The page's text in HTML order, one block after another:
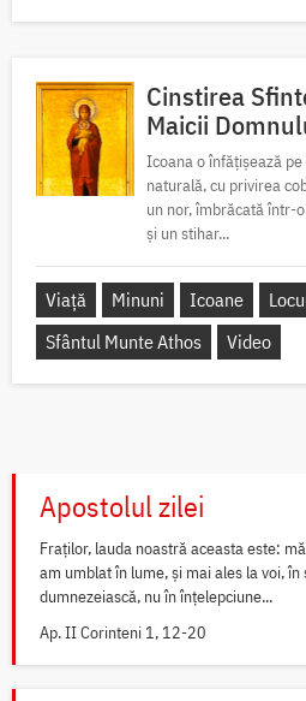
Cinstirea
Maicii
Icoana o înfățișează
naturală, cu privirea
un nor, îmbrăcată într-
și un stihar...
Viață Minuni Icoane
Sfântul Munte Athos
Video
Apostolul zilei
Fraților, lauda noastră aceasta este:
am umblat în lume, și mai ales la voi,
dumnezeiască, nu în înțelepciune...
Ap. II Corinteni 1, 12-20